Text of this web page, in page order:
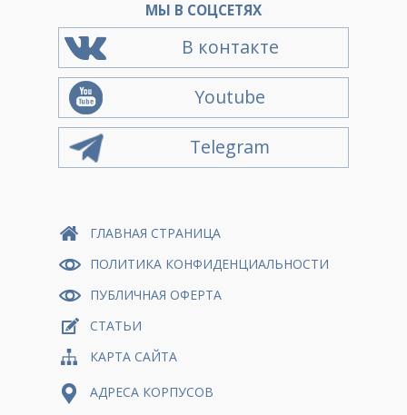
МЫ В СОЦСЕТЯХ
В контакте
Youtube
Telegram
ГЛАВНАЯ СТРАНИЦА
ПОЛИТИКА КОНФИДЕНЦИАЛЬНОСТИ
ПУБЛИЧНАЯ ОФЕРТА
СТАТЬИ
КАРТА САЙТА
АДРЕСА КОРПУСОВ